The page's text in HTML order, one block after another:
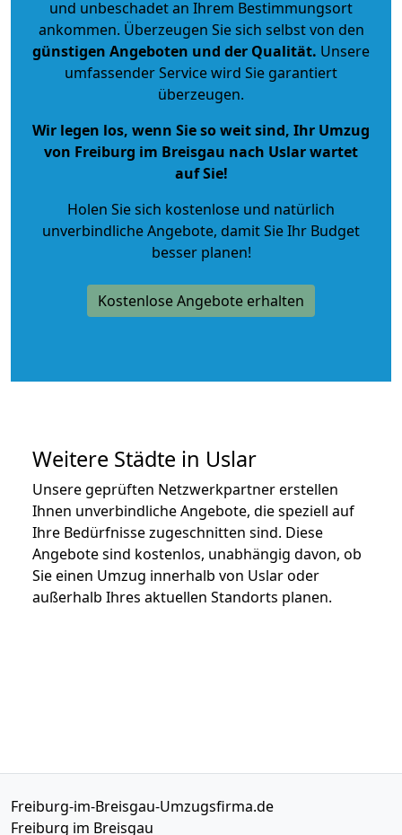
und unbeschadet an Ihrem Bestimmungsort
ankommen. Überzeugen Sie sich selbst von den
günstigen Angeboten und der Qualität. Unsere
umfassender Service wird Sie garantiert
überzeugen.
Wir legen los, wenn Sie so weit sind, Ihr Umzug
von Freiburg im Breisgau nach Uslar wartet
auf Sie!
Holen Sie sich kostenlose und natürlich
unverbindliche Angebote, damit Sie Ihr Budget
besser planen!
Kostenlose Angebote erhalten
Weitere Städte in Uslar
Unsere geprüften Netzwerkpartner erstellen
Ihnen unverbindliche Angebote, die speziell auf
Ihre Bedürfnisse zugeschnitten sind. Diese
Angebote sind kostenlos, unabhängig davon, ob
Sie einen Umzug innerhalb von Uslar oder
außerhalb Ihres aktuellen Standorts planen.
Freiburg-im-Breisgau-Umzugsfirma.de
Freiburg im Breisgau